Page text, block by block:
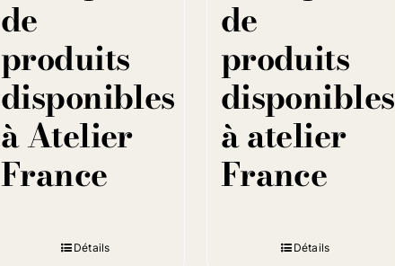
de
produits
disponibles
à Atelier
France
Détails
de
produits
disponibles
à atelier
France
Détails